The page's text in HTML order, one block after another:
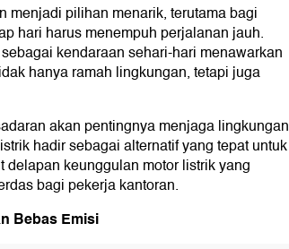
menjadi pilihan menarik, terutama bagi
hari harus menempuh perjalanan jauh.
kendaraan sehari-hari menawarkan
hanya ramah lingkungan, tetapi juga
akan pentingnya menjaga lingkungan
hadir sebagai alternatif yang tepat untuk
delapan keunggulan motor listrik yang
bagi pekerja kantoran.
Bebas Emisi